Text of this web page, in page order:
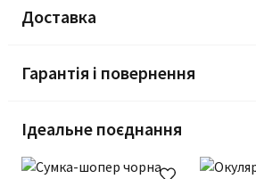
Доставка
Гарантія і повернення
Ідеальне поєднання